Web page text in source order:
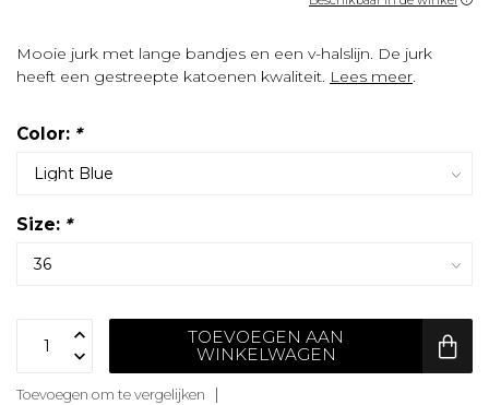
Mooie jurk met lange bandjes en een v-halslijn. De jurk
heeft een gestreepte katoenen kwaliteit. Lees meer.
Color: *
Size: *
TOEVOEGEN AAN
WINKELWAGEN
Toevoegen om te vergelijken